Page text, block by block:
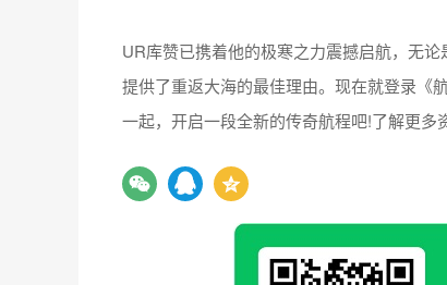
UR库赞已携着他的极寒之力震撼启航，无
提供了重返大海的最佳理由。现在就登录《
一起，开启一段全新的传奇航程吧!了解更多